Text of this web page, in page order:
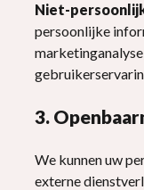
Niet-
persoonlijke
3.
We kunnen uw
externe